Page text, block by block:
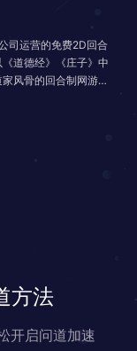
司运营的免费2D回合
道德经》《庄子》中
风骨的回合制网游。
揽人才，并拉拢人
次与阐教决一死战的
方法
开启问道加速